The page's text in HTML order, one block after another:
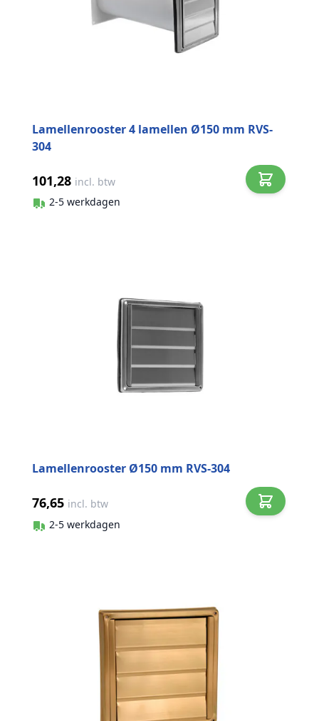
Lamellenrooster 4 lamellen Ø150 mm RVS-
304
101,28 incl. btw
2-5 werkdagen
Lamellenrooster Ø150 mm RVS-304
76,65 incl. btw
2-5 werkdagen